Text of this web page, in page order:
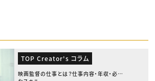
TOP Creator's コラム
映画監督の仕事とは？仕事内容・年収・必要